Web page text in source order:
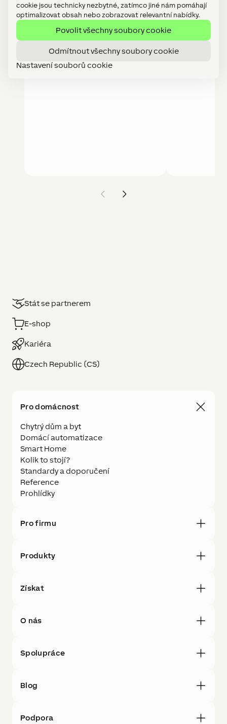
cookie jsou technicky nezbytné, zatímco jiné nám pomáhají
optimalizovat obsah nebo zobrazovat relevantní nabídky.
Povolit všechny soubory cookie
Odmítnout všechny soubory cookie
Nastavení souborů cookie
Datum 7 srpna, 2026 Datum
Stát se partnerem
E-shop
Kariéra
Czech Republic (CS)
Pro domácnost
Chytrý dům a byt
Domácí automatizace
Smart Home
Kolik to stojí?
Standardy a doporučení
Reference
Prohlídky
Pro firmu
Produkty
Získat
O nás
Spolupráce
Blog
Podpora